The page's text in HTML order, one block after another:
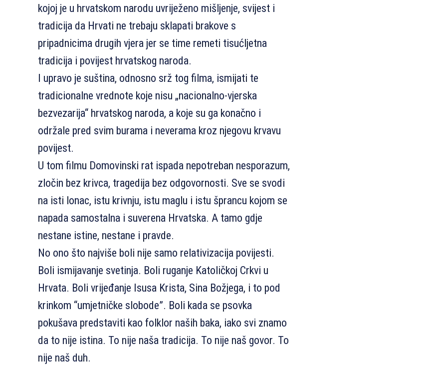
kojoj je u hrvatskom narodu uvriježeno mišljenje, svijest i
tradicija da Hrvati ne trebaju sklapati brakove s
pripadnicima drugih vjera jer se time remeti tisućljetna
tradicija i povijest hrvatskog naroda.
I upravo je suština, odnosno srž tog filma, ismijati te
tradicionalne vrednote koje nisu „nacionalno-vjerska
bezvezarija“ hrvatskog naroda, a koje su ga konačno i
održale pred svim burama i neverama kroz njegovu krvavu
povijest.
U tom filmu Domovinski rat ispada nepotreban nesporazum,
zločin bez krivca, tragedija bez odgovornosti. Sve se svodi
na isti lonac, istu krivnju, istu maglu i istu šprancu kojom se
napada samostalna i suverena Hrvatska. A tamo gdje
nestane istine, nestane i pravde.
No ono što najviše boli nije samo relativizacija povijesti.
Boli ismijavanje svetinja. Boli ruganje Katoličkoj Crkvi u
Hrvata. Boli vrijeđanje Isusa Krista, Sina Božjega, i to pod
krinkom “umjetničke slobode”. Boli kada se psovka
pokušava predstaviti kao folklor naših baka, iako svi znamo
da to nije istina. To nije naša tradicija. To nije naš govor. To
nije naš duh.